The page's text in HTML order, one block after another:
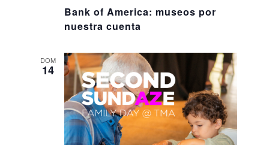
Bank of America: museos por
nuestra cuenta
DOM
14